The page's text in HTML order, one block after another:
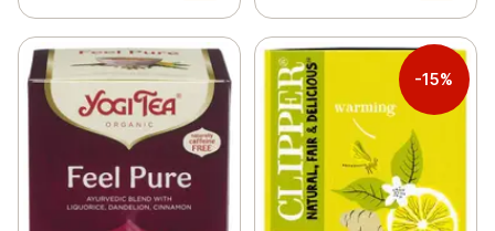
-15%